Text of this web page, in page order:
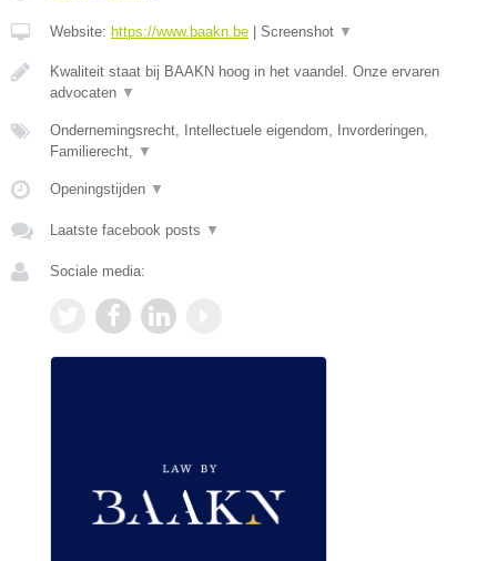
Website: https://www.baakn.be Screenshot ▼
Kwaliteit staat bij BAAKN hoog in het vaandel. Onze ervaren
advocaten ▼
Ondernemingsrecht, Intellectuele eigendom, Invorderingen,
Familierecht, ▼
Openingstijden ▼
Laatste facebook posts ▼
Sociale media: